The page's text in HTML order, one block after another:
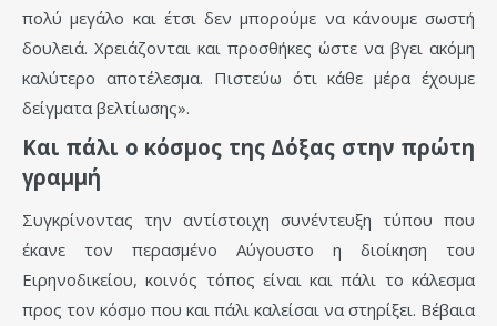
πολύ μεγάλο και έτσι δεν μπορούμε να κάνουμε σωστή
δουλειά. Χρειάζονται και προσθήκες ώστε να βγει ακόμη
καλύτερο αποτέλεσμα. Πιστεύω ότι κάθε μέρα έχουμε
δείγματα βελτίωσης».
Και πάλι ο κόσμος της Δόξας στην πρώτη
γραμμή
Συγκρίνοντας την αντίστοιχη συνέντευξη τύπου που
έκανε τον περασμένο Αύγουστο η διοίκηση του
Ειρηνοδικείου, κοινός τόπος είναι και πάλι το κάλεσμα
προς τον κόσμο που και πάλι καλείσαι να στηρίξει. Βέβαια